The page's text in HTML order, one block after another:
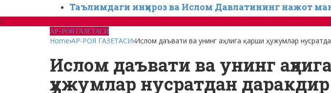
Таълимдаги инқироз ва Ислом Давлатининг нажот
АР-РОЯ ГАЗЕТАСИ
Home›АР-РОЯ ГАЗЕТАСИ›Ислом даъвати ва унинг аҳлига қарши ҳужумлар
Ислом даъвати ва унинг
ҳужумлар нусратдан даракдир